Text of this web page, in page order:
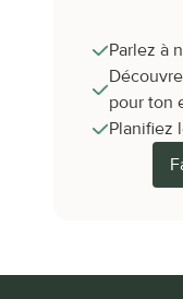
Parlez à
pour ton
Planifiez